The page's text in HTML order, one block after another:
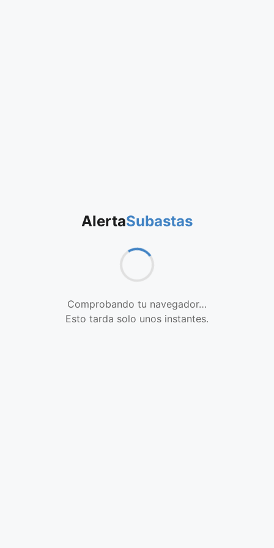
AlertaSubastas
Comprobando tu navegador…
Esto tarda solo unos instantes.